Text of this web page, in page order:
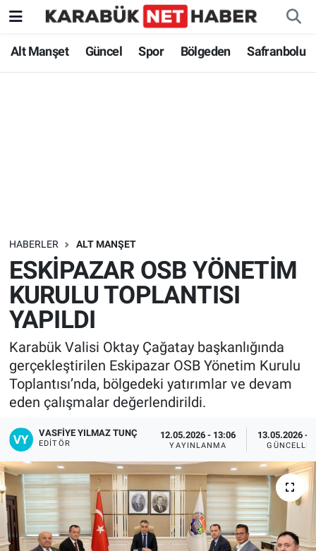
Alt Manşet Güncel Spor Bölgeden Safranbolu
HABERLER ALT MANŞET
ESKİPAZAR OSB YÖNETİM
KURULU TOPLANTISI
YAPILDI
Karabük Valisi Oktay Çağatay başkanlığında
gerçekleştirilen Eskipazar OSB Yönetim Kurulu
Toplantısı’nda, bölgedeki yatırımlar ve devam
eden çalışmalar değerlendirildi.
VASFIYE YILMAZ TUNÇ
EDITÖR
12.05.2026 - 13:06
YAYINLANMA
13.05.2026 -